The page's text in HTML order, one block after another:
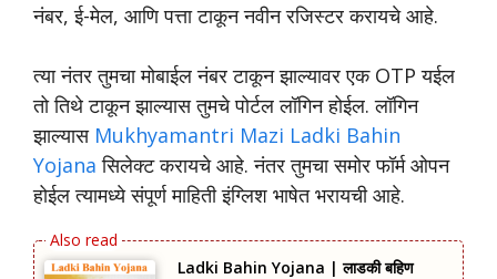
नंबर, ई-मेल, आणि पत्ता टाकून नवीन रजिस्टर करायचे आहे.
त्या नंतर तुमचा मोबाईल नंबर टाकून झाल्यावर एक OTP यईल
तो तिथे टाकून झाल्यास तुमचे पोर्टल लॉगिन होईल. लॉगिन
झाल्यास Mukhyamantri Mazi Ladki Bahin
Yojana सिलेक्ट करायचे आहे. नंतर तुमचा समोर फॉर्म ओपन
होईल त्यामध्ये संपूर्ण माहिती इंग्लिश भाषेत भरायची आहे.
Ladki Bahin Yojana | लाडकी बहिण